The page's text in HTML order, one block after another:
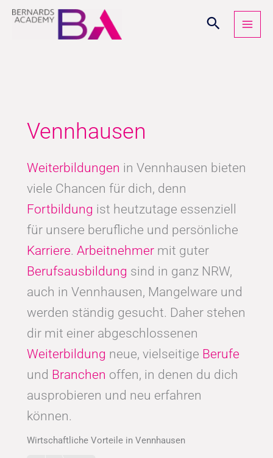
Zum
Inhalt
Vennhausen
Weiterbildungen in Vennhausen bieten
viele Chancen für dich, denn
Fortbildung ist heutzutage essenziell
für unsere berufliche und persönliche
Karriere. Arbeitnehmer mit guter
Berufsausbildung sind in ganz NRW,
auch in Vennhausen, Mangelware und
werden ständig gesucht. Daher stehen
dir mit einer abgeschlossenen
Weiterbildung neue, vielseitige Berufe
und Branchen offen, in denen du dich
ausprobieren und neu erfahren
können.
Wirtschaftliche Vorteile in Vennhausen